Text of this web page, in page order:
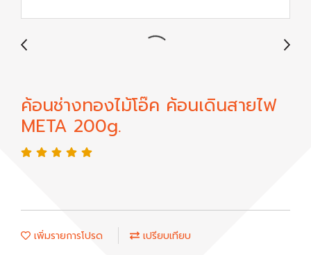
ค้อนช่างทองไม้โอ๊ค ค้อนเดินสายไฟ
META 200g.
เพิ่มรายการโปรด เปรียบเทียบ